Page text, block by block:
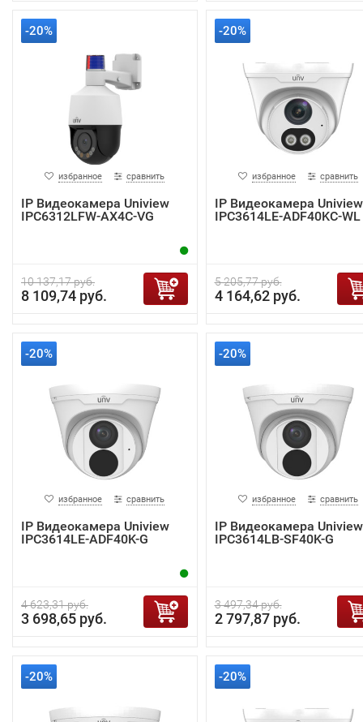
-20%
избранное сравнить
IP Видеокамера Uniview
IPC6312LFW-AX4C-VG
10 137,17 руб.
8 109,74 руб.
-20%
избранное сравнить
IP Видеокамера Uniview
IPC3614LE-ADF40KC-WL
5 205,77 руб.
4 164,62 руб.
-20%
избранное сравнить
IP Видеокамера Uniview
IPC3614LE-ADF40K-G
4 623,31 руб.
3 698,65 руб.
-20%
избранное сравнить
IP Видеокамера Uniview
IPC3614LB-SF40K-G
3 497,34 руб.
2 797,87 руб.
-20% -20%